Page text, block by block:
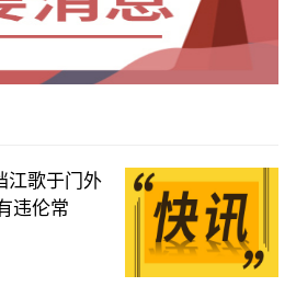
江歌于门外
违伦常